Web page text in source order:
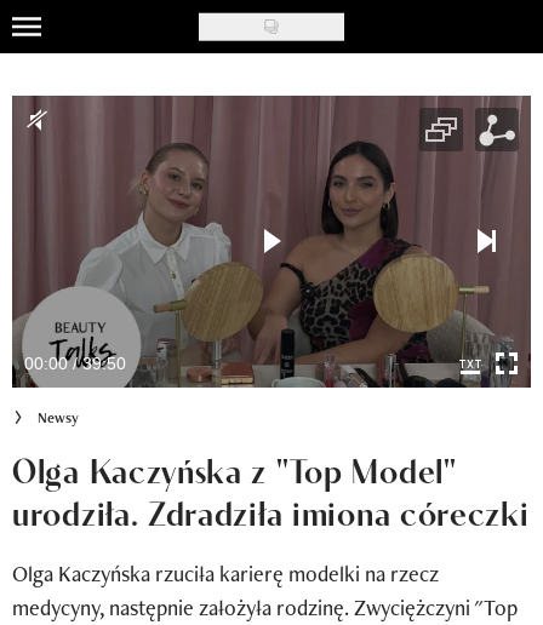
Skip
to
main
content
Moda
Nasze akcje
Inspiracje
Klub Recenzentki
Newsy
Wizaz Summer Influ School
00:00 / 39:50
Newsy
Olga Kaczyńska z "Top Model"
urodziła. Zdradziła imiona córeczki
Olga Kaczyńska rzuciła karierę modelki na rzecz
medycyny, następnie założyła rodzinę. Zwyciężczyni "Top